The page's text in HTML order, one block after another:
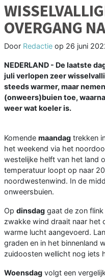
OVERGANG
Door Redactie op 26 juni
NEDERLAND - De laatste
juli verlopen zeer
steeds warmer, maar
(onweers)buien toe,
weer wat koeler is.
Komende maandag trekken
het weekend via het
westelijke helft van het land
temperatuur loopt op naar
noordwestenwind. In de
onweersbuien.
Op dinsdag gaat de zon
zwakke wind draait naar het
warme lucht aangevoerd.
graden en in het binnenland
zuidoosten wellicht nog iets
Woensdag volgt een